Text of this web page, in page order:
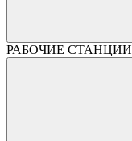
РАБОЧИЕ СТАНЦИИ